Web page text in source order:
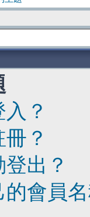
？
？
出？
會員